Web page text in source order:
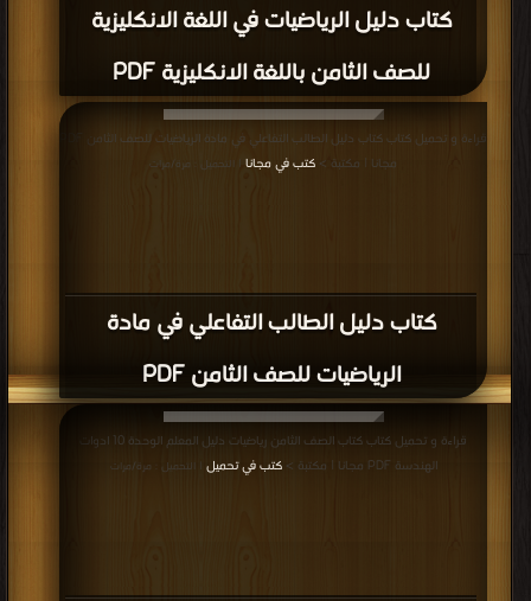
كتاب دليل الرياضيات في اللغة الانكليزية
للصف الثامن باللغة الانكليزية PDF
كتاب دليل الطالب التفاعلي في مادة
الرياضيات للصف الثامن PDF
مجانا | مكتبة > كتب في مجانا | التحميل : مرة/مرات
قراءة و تحميل كتاب كتاب الصف الثامن رياضيات دليل المعلم الوحدة 10 ادوات
الهندسة PDF مجانا | مكتبة >
كتب في تحميل | التحميل : مرة/مرات